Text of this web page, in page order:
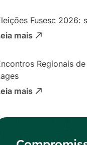
Fusesc 2026:
mais
Regionais
mais